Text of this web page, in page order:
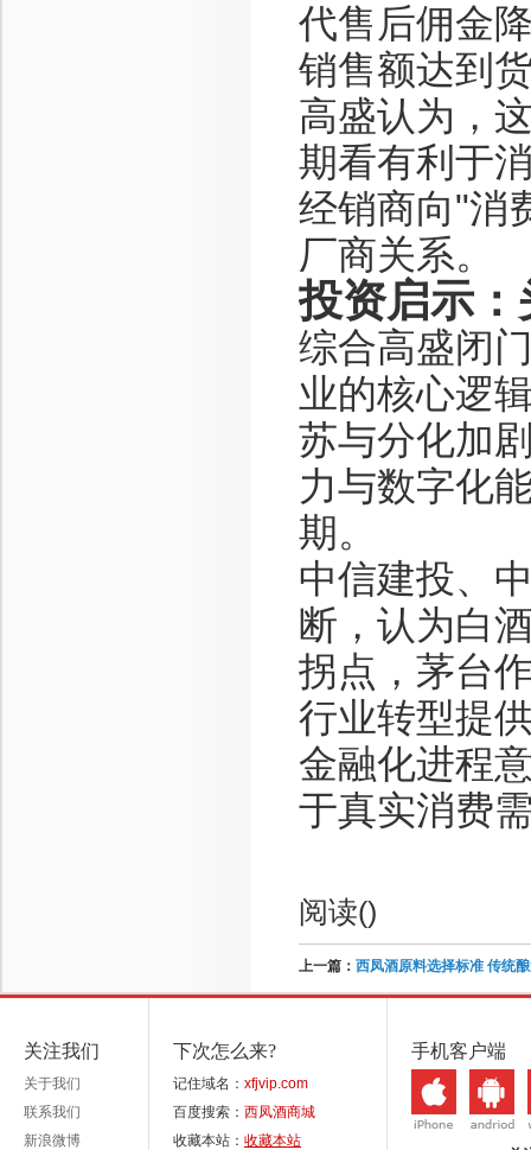
代售后佣金
销售额达到
高盛认为，
期看有利于
经销商向"消
厂商关系。
投资启示
综合高盛闭
业的核心逻
苏与分化加
力与数字化
期。
中信建投、
断，认为白
拐点，茅台
行业转型提
金融化进程
于真实消费
阅读()
上一篇： 西凤酒原料选择标准 传统
关注我们
关于我们
联系我们
新浪微博
下次怎么来?
记住域名： xfjvip.com
百度搜索： 西凤酒商城
收藏本站： 收藏本站
手机客户端